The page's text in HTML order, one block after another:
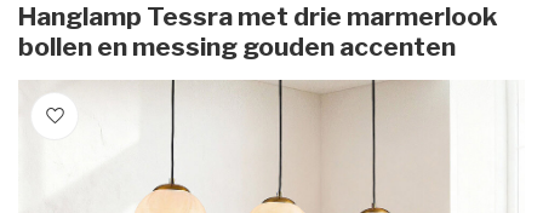
Hanglamp Tessra met drie marmerlook
bollen en messing gouden accenten